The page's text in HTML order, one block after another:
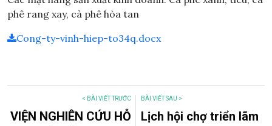
phê rang xay, cà phê hòa tan
Cong-ty-vinh-hiep-to34q.docx
< BÀI VIẾT TRƯỚC
VIỆN NGHIÊN CỨU HỖ
BÀI VIẾT SAU >
Lịch hội chợ triển lãm